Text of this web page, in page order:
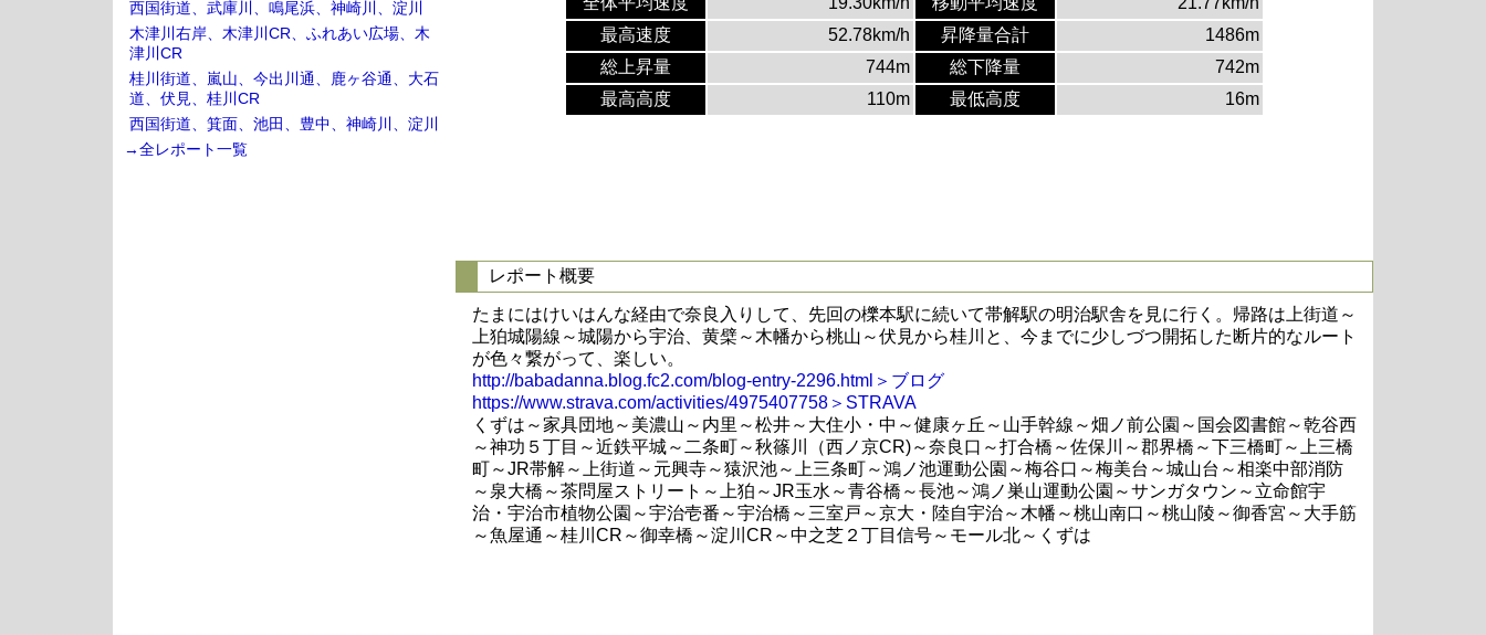
最高速度
52.78km/h 昇降量合計
1486m
総上昇量
744m 総下降量
742m
最高高度
110m 最低高度 16m
レポート概要
たまにはけいはんな経由で奈良入りして、先回の櫟本駅に続いて帯解駅の明治駅舎を見に行く。帰路は上街道～
上狛城陽線～城陽から宇治、黄檗～木幡から桃山～伏見から桂川と、今までに少しづつ開拓した断片的なルート
が色々繋がって、楽しい。
http://babadanna.blog.fc2.com/blog-entry-2296.html＞ブログ
https://www.strava.com/activities/4975407758＞STRAVA
くずは～家具団地～美濃山～内里～松井～大住小・中～健康ヶ丘～山手幹線～畑ノ前公園～国会図書館～乾谷西
～神功５丁目～近鉄平城～二条町～秋篠川（西ノ京CR)～奈良口～打合橋～佐保川～郡界橋～下三橋町～上三橋
町～JR帯解～上街道～元興寺～猿沢池～上三条町～鴻ノ池運動公園～梅谷口～梅美台～城山台～相楽中部消防
～泉大橋～茶問屋ストリート～上狛～JR玉水～青谷橋～長池～鴻ノ巣山運動公園～サンガタウン～立命館宇
治・宇治市植物公園～宇治壱番～宇治橋～三室戸～京大・陸自宇治～木幡～桃山南口～桃山陵～御香宮～大手筋
～魚屋通～桂川CR～御幸橋～淀川CR～中之芝２丁目信号～モール北～くずは
西国街道、武庫川、鳴尾浜、神崎川、淀川
木津川右岸、木津川CR、ふれあい広場、木
津川CR
桂川街道、嵐山、今出川通、鹿ヶ谷通、大石
道、伏見、桂川CR
西国街道、箕面、池田、豊中、神崎川、淀川
→全レポート一覧